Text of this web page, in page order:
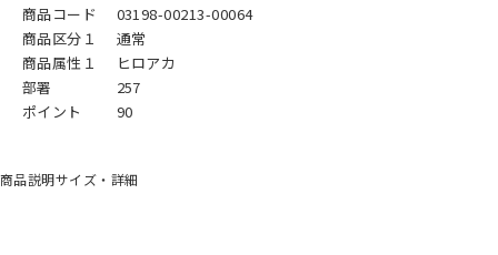
商品コード
03198-00213-00064
商品区分１
通常
商品属性１
ヒロアカ
部署
257
ポイント
90
商品説明サイズ・詳細